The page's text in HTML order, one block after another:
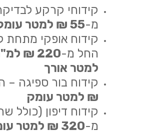
קידוחי קרקע
מ-55 ₪ למטר עומק
קידוח אופקי מתחת
החל מ-
220 ₪
למטר אורך
קידוח בור ספיגה
₪ למטר עומק
קידוח דיפון (כולל
מ-320 ₪ למטר עומק